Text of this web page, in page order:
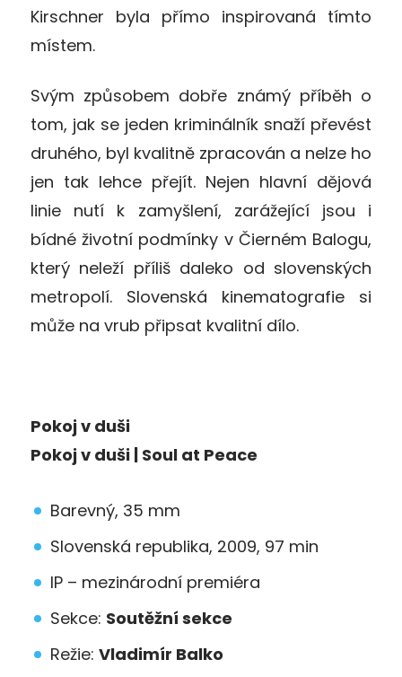
Kirschner byla přímo inspirovaná tímto
místem.
Svým způsobem dobře známý příběh o
tom, jak se jeden kriminálník snaží převést
druhého, byl kvalitně zpracován a nelze ho
jen tak lehce přejít. Nejen hlavní dějová
linie nutí k zamyšlení, zarážející jsou i
bídné životní podmínky v Čierném Balogu,
který neleží příliš daleko od slovenských
metropolí. Slovenská kinematografie si
může na vrub připsat kvalitní dílo.
Pokoj v duši
Pokoj v duši | Soul at Peace
Barevný, 35 mm
Slovenská republika, 2009, 97 min
IP – mezinárodní premiéra
Sekce: Soutěžní sekce
Režie: Vladimír Balko